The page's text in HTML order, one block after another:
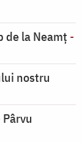
de la Neamț -
nostru